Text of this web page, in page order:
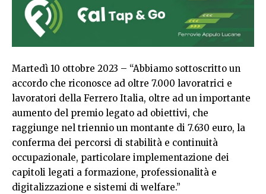
Martedì 10 ottobre 2023 – “Abbiamo sottoscritto un
accordo che riconosce ad oltre 7.000 lavoratrici e
lavoratori della Ferrero Italia, oltre ad un importante
aumento del premio legato ad obiettivi, che
raggiunge nel triennio un montante di 7.630 euro, la
conferma dei percorsi di stabilità e continuità
occupazionale, particolare implementazione dei
capitoli legati a formazione, professionalità e
digitalizzazione e sistemi di welfare.”